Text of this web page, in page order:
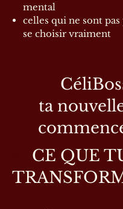
mental
celles qui ne sont pas
se choisir vraiment
ta
CE QUE